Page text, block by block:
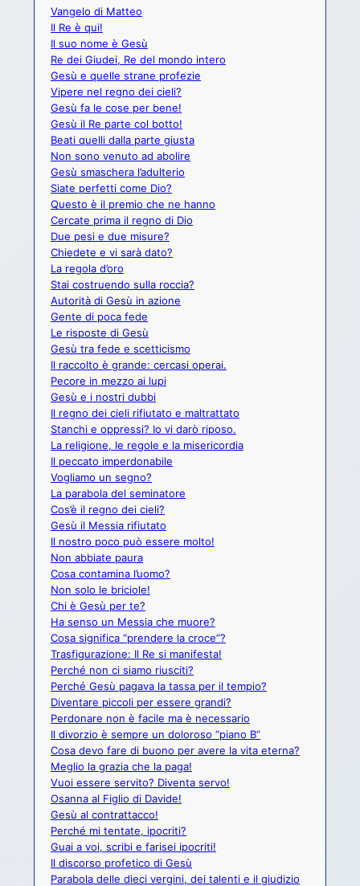
Vangelo di Matteo
Il Re è qui!
Il suo nome è Gesù
Re dei Giudei, Re del mondo intero
Gesù e quelle strane profezie
Vipere nel regno dei cieli?
Gesù fa le cose per bene!
Gesù il Re parte col botto!
Beati quelli dalla parte giusta
Non sono venuto ad abolire
Gesù smaschera l’adulterio
Siate perfetti come Dio?
Questo è il premio che ne hanno
Cercate prima il regno di Dio
Due pesi e due misure?
Chiedete e vi sarà dato?
La regola d’oro
Stai costruendo sulla roccia?
Autorità di Gesù in azione
Gente di poca fede
Le risposte di Gesù
Gesù tra fede e scetticismo
Il raccolto è grande: cercasi operai.
Pecore in mezzo ai lupi
Gesù e i nostri dubbi
Il regno dei cieli rifiutato e maltrattato
Stanchi e oppressi? Io vi darò riposo.
La religione, le regole e la misericordia
Il peccato imperdonabile
Vogliamo un segno?
La parabola del seminatore
Cos’è il regno dei cieli?
Gesù il Messia rifiutato
Il nostro poco può essere molto!
Non abbiate paura
Cosa contamina l’uomo?
Non solo le briciole!
Chi è Gesù per te?
Ha senso un Messia che muore?
Cosa significa “prendere la croce”?
Trasfigurazione: Il Re si manifesta!
Perché non ci siamo riusciti?
Perché Gesù pagava la tassa per il tempio?
Diventare piccoli per essere grandi?
Perdonare non è facile ma è necessario
Il divorzio è sempre un doloroso “piano B”
Cosa devo fare di buono per avere la vita eterna?
Meglio la grazia che la paga!
Vuoi essere servito? Diventa servo!
Osanna al Figlio di Davide!
Gesù al contrattacco!
Perché mi tentate, ipocriti?
Guai a voi, scribi e farisei ipocriti!
Il discorso profetico di Gesù
Parabola delle dieci vergini, dei talenti e il giudizio